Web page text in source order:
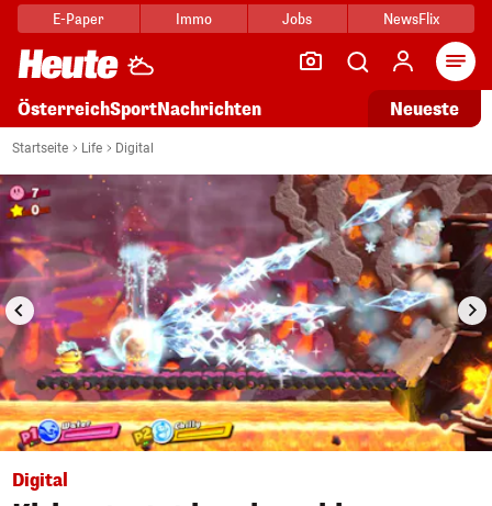
E-Paper Immo Jobs NewsFlix
ÖsterreichSportNachrichten Neueste
Startseite Life Digital
1/10
Digital